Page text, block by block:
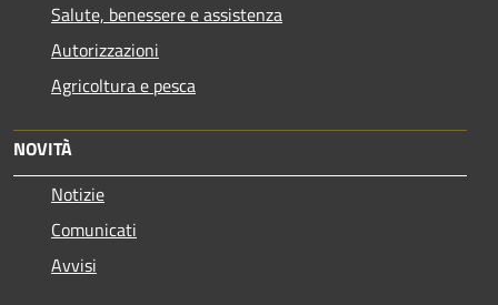
Salute, benessere e assistenza
Autorizzazioni
Agricoltura e pesca
NOVITÀ
Notizie
Comunicati
Avvisi